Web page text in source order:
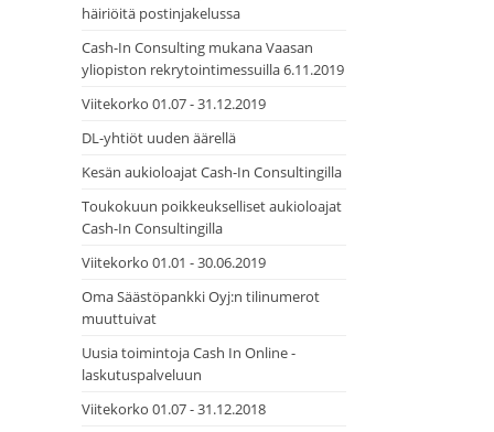
häiriöitä postinjakelussa
Cash-In Consulting mukana Vaasan
yliopiston rekrytointimessuilla 6.11.2019
Viitekorko 01.07 - 31.12.2019
DL-yhtiöt uuden äärellä
Kesän aukioloajat Cash-In Consultingilla
Toukokuun poikkeukselliset aukioloajat
Cash-In Consultingilla
Viitekorko 01.01 - 30.06.2019
Oma Säästöpankki Oyj:n tilinumerot
muuttuivat
Uusia toimintoja Cash In Online -
laskutuspalveluun
Viitekorko 01.07 - 31.12.2018